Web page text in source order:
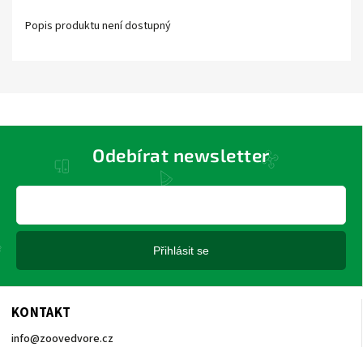
Popis produktu není dostupný
KONTAKT
info@zoovedvore.cz
Odebírat newsletter
Přihlásit se